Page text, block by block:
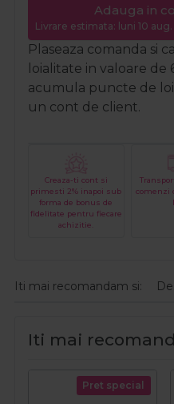
Adauga in
Livrare estimata: luni 10 aug.
Plaseaza comanda si
loialitate in valoare de
acumula puncte de
un cont de client.
Creaza-ti cont si
primesti 2% inapoi sub
forma de bonus de
fidelitate pentru fiecare
achizitie.
comenzi
Iti mai recomandam si:
Iti mai
Pret special